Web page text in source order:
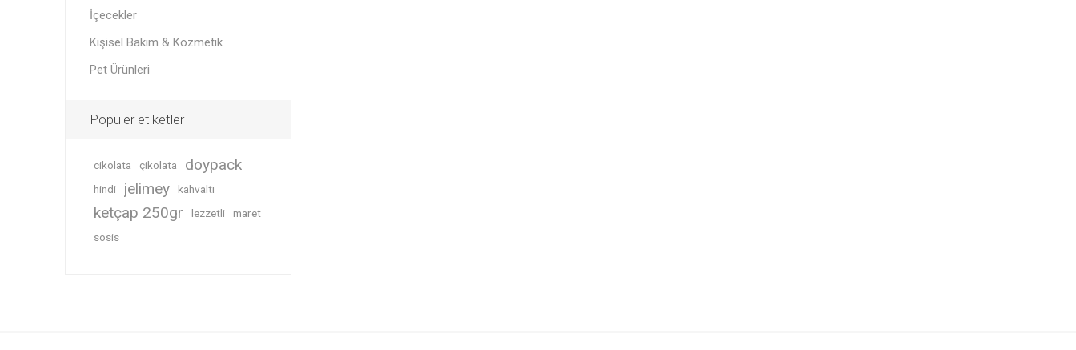
İçecekler
Kişisel Bakım & Kozmetik
Pet Ürünleri
Popüler etiketler
cikolata çikolata doypack
hindi jelimey kahvaltı
ketçap 250gr lezzetli
maret
sosis